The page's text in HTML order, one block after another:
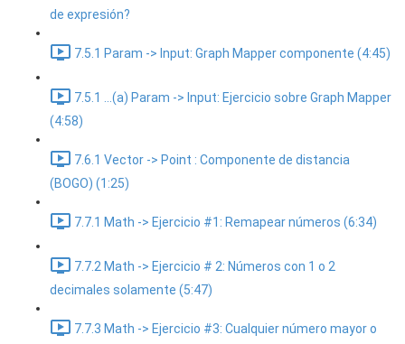
de expresión?
7.5.1 Param -> Input: Graph Mapper componente (4:45)
7.5.1 ...(a) Param -> Input: Ejercicio sobre Graph Mapper
(4:58)
7.6.1 Vector -> Point : Componente de distancia
(BOGO) (1:25)
7.7.1 Math -> Ejercicio #1: Remapear números (6:34)
7.7.2 Math -> Ejercicio # 2: Números con 1 o 2
decimales solamente (5:47)
7.7.3 Math -> Ejercicio #3: Cualquier número mayor o